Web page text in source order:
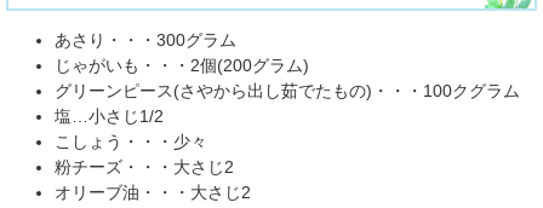
あさり・・・300グラム
じゃがいも・・・2個(200グラム)
グリーンピース(さやから出し茹でたもの)・・・100クグラム
塩…小さじ1/2
こしょう・・・少々
粉チーズ・・・大さじ2
オリーブ油・・・大さじ2